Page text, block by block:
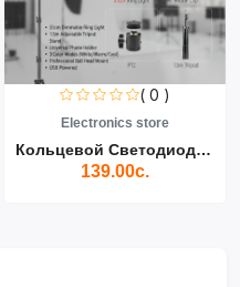
( 0 )
Electronics store
Кольцевой Светодиодный Св...
139.00с.